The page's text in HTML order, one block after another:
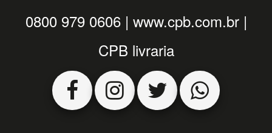
0800 979 0606| www.cpb.com.br|
CPB livraria